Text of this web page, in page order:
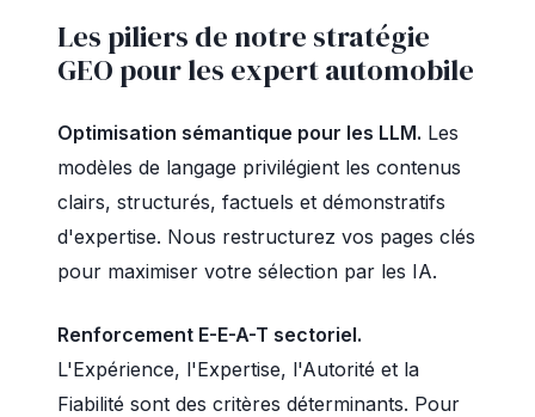
Les piliers de notre stratégie
GEO pour les expert automobile
Optimisation sémantique pour les LLM. Les
modèles de langage privilégient les contenus
clairs, structurés, factuels et démonstratifs
d'expertise. Nous restructurez vos pages clés
pour maximiser votre sélection par les IA.
Renforcement E-E-A-T sectoriel.
L'Expérience, l'Expertise, l'Autorité et la
Fiabilité sont des critères déterminants. Pour